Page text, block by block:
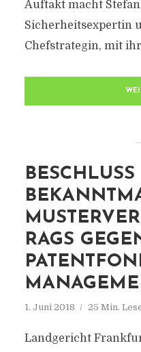
Auftakt macht
Sicherheitsexpertin
Chefstrategin, mit
RAGS
1. Juni 2018 25 Min.
Landgericht